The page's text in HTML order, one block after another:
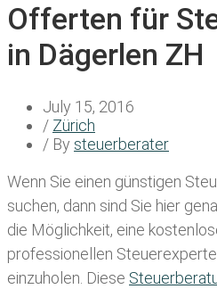
Offerten für
in Dägerlen ZH
July 15, 2016
/ Zürich
/ By steuerberater
Wenn Sie einen günstigen
suchen, dann sind Sie hier
die Möglichkeit, eine
professionellen
einzuholen. Diese